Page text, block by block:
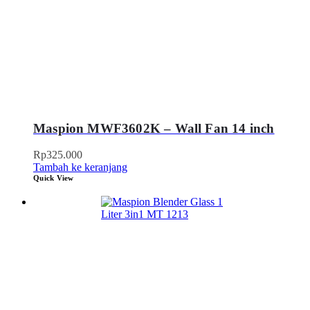
Maspion MWF3602K – Wall Fan 14 inch
Rp325.000
Tambah ke keranjang
Quick View